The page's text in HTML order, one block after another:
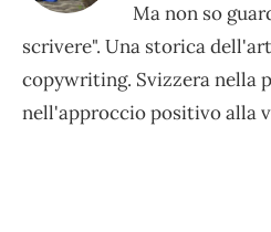
Ma non so
scrivere". Una storica
copywriting. Svizzera nella
nell'approccio positivo alla